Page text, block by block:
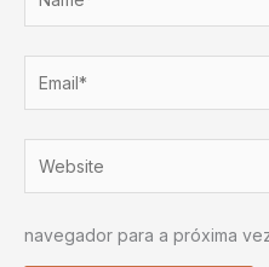
navegador para a próxima